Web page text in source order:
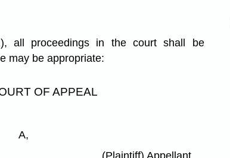
all proceedings in the court shall be
may be appropriate:
OF APPEAL
A,
(Plaintiff) Appellant